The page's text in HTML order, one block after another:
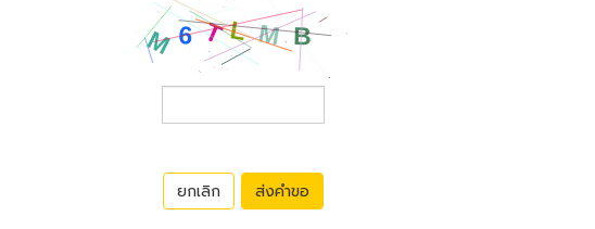
ยกเลิก ส่งคำขอ